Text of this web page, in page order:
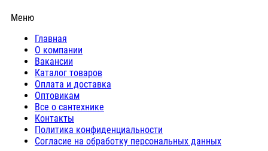
Меню
Главная
О компании
Вакансии
Каталог товаров
Оплата и доставка
Оптовикам
Все о сантехнике
Контакты
Политика конфиденциальности
Согласие на обработку персональных данных